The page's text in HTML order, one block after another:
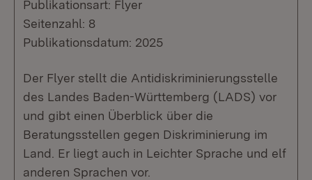
Publikationsart: Flyer
Seitenzahl: 8
Publikationsdatum: 2025
Der Flyer stellt die Antidiskriminierungsstelle
des Landes Baden-Württemberg (LADS) vor
und gibt einen Überblick über die
Beratungsstellen gegen Diskriminierung im
Land. Er liegt auch in Leichter Sprache und elf
anderen Sprachen vor.